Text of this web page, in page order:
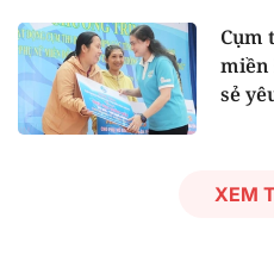
Cụm
miền
sẻ
XEM